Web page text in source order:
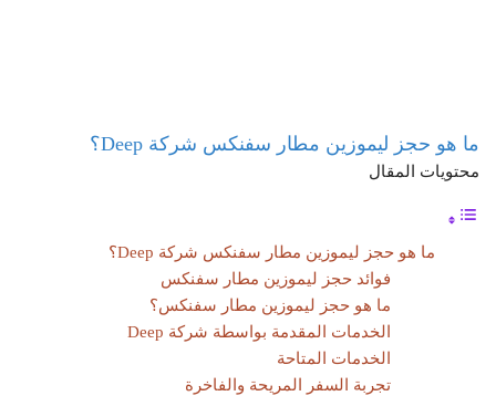
ما هو حجز ليموزين مطار سفنكس شركة Deep؟
محتويات المقال
ما هو حجز ليموزين مطار سفنكس شركة Deep؟
فوائد حجز ليموزين مطار سفنكس
ما هو حجز ليموزين مطار سفنكس؟
الخدمات المقدمة بواسطة شركة Deep
الخدمات المتاحة
تجربة السفر المريحة والفاخرة